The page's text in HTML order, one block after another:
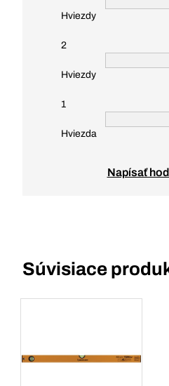
Hviezdy
2
Hviezdy
1
Hviezda
Napísať
Súvisiace